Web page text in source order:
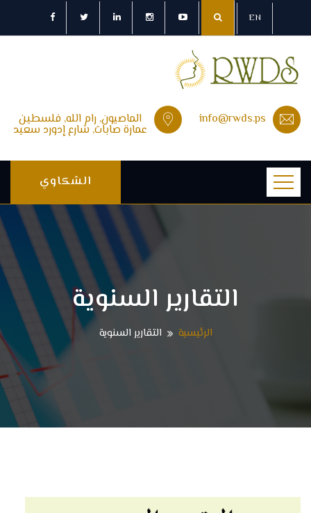
EN
info@rwds.ps الماصيون, رام الله, فلسطين
عمارة صابات, شارع إدورد سعيد
الشكاوي
التقارير السنوية
الرئيسية التقارير السنوية